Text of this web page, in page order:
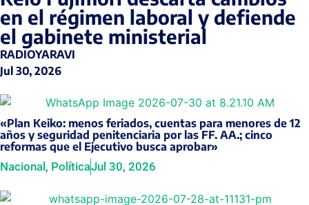
en el régimen laboral y defiende
el gabinete ministerial
RADIOYARAVI
Jul 30, 2026
«Plan Keiko: menos feriados, cuentas para menores de 12
años y seguridad penitenciaria por las FF. AA.; cinco
reformas que el Ejecutivo busca aprobar»
Nacional, PolíticaJul 30, 2026